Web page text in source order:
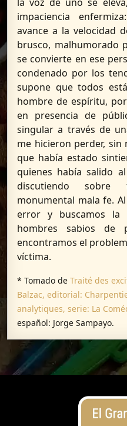
impaciencia
avance a la velocidad
brusco, malhumorado
se convierte en ese
condenado por los
supone que todos
hombre de espíritu,
en presencia de
singular a través de
me hicieron perder, sin
que había estado
quienes había salido
discutiendo sobre
monumental mala fe.
error y buscamos la
hombres sabios de
encontramos el
víctima.
* Tomado de Traité des
Balzac, editorial:
analytiques, serie: La
español: Jorge Sampayo.